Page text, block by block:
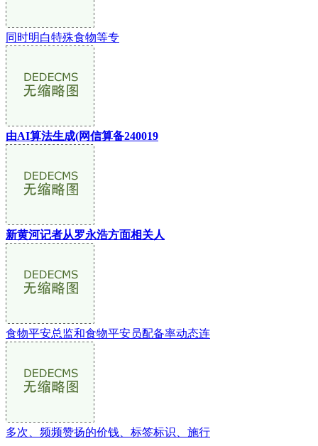
同时明白特殊食物等专
由AI算法生成(网信算备240019
新黄河记者从罗永浩方面相关人
食物平安总监和食物平安员配备率动态连
多次、频频赞扬的价钱、标签标识、施行